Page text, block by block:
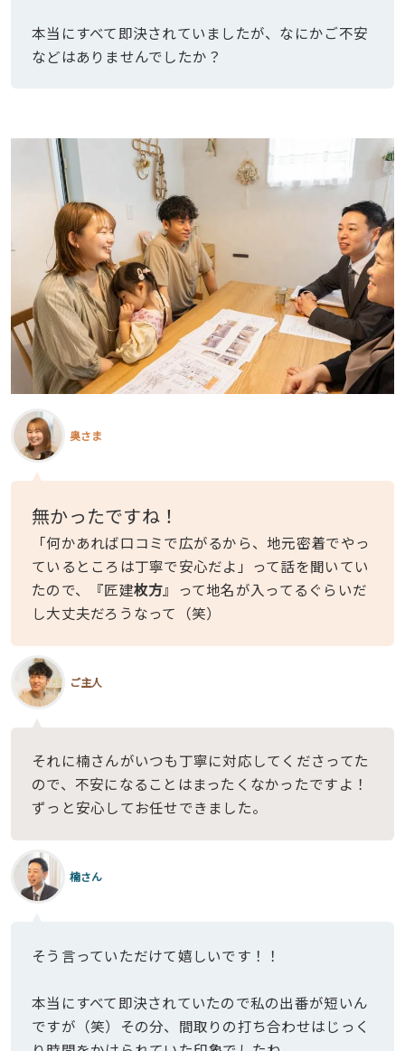
本当にすべて即決されていましたが、なにかご不安
などはありませんでしたか？
奥さま
無かったですね！
「何かあれば口コミで広がるから、地元密着でやっ
ているところは丁寧で安心だよ」って話を聞いてい
たので、『匠建枚方』って地名が入ってるぐらいだ
し大丈夫だろうなって（笑）
ご主人
それに楠さんがいつも丁寧に対応してくださってた
ので、不安になることはまったくなかったですよ！
ずっと安心してお任せできました。
楠さん
そう言っていただけて嬉しいです！！
本当にすべて即決されていたので私の出番が短いん
ですが（笑）その分、間取りの打ち合わせはじっく